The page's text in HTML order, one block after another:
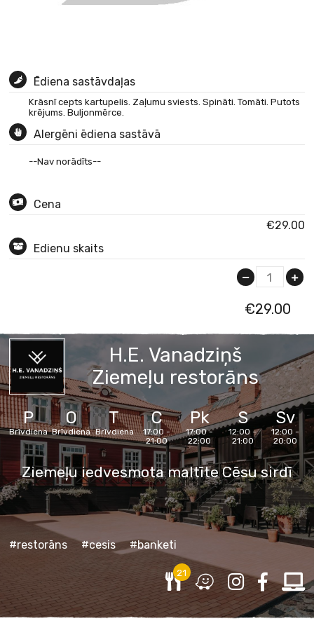
Ēdiena sastāvdaļas
Krāsnī cepts kartupelis. Zaļumu sviests. Spināti. Tomāti. Putots
krējums. Buljonmērce.
Alergēni ēdiena sastāvā
--Nav norādīts--
Cena
€29.00
Edienu skaits
1
€29.00
H.E. Vanadziņš
Ziemeļu restorāns
P
Brīvdiena
O
Brīvdiena
T
Brīvdiena
C
17:00 -
21:00
Pk
17:00 -
22:00
S
12:00 -
21:00
Sv
12:00 -
20:00
Ziemeļu iedvesmota maltīte Cēsu sirdī
#restorāns #cesis #banketi
21